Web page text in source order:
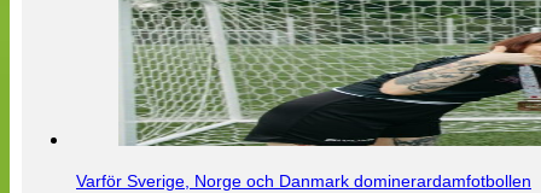
Varför Sverige, Norge och Danmark dominerardamfotbollen